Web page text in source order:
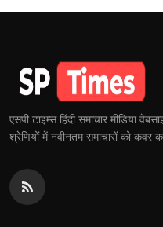
एसपी टाइम्स हिंदी समाचार मीडिया
श्रेणियों में नवीनतम समाचारों को कवर